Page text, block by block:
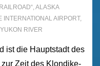
,ALASKA
INTERNATIONAL AIRPORT,
YUKON RIVER
ist die Hauptstadt des
Zeit des Klondike-